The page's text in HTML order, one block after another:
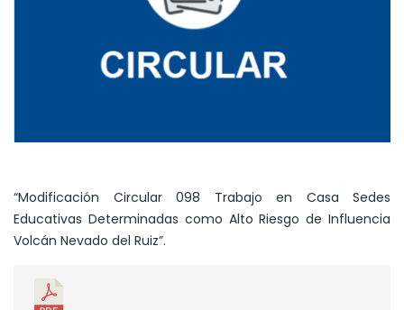
“Modificación Circular 098 Trabajo en Casa Sedes
Educativas Determinadas como Alto Riesgo de Influencia
Volcán Nevado del Ruiz”.